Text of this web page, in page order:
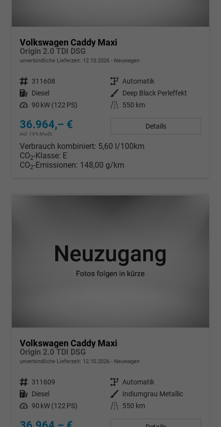
Volkswagen Caddy Maxi
Origin 2.0 TDI DSG
unverbindliche Lieferzeit: 12.10.2026 Neuwagen
Fahrzeugnr. 311608 Getriebe Automatik
Kraftstoff Diesel Außenfarbe
Deep Black Perleffekt
Leistung 90 kW (122 PS) Kilometerstand 550 km
36.964,– €
incl. 19% MwSt.
Details
Verbrauch kombiniert: 5,60 l/100km
CO2-Klasse: E
CO2-Emissionen: 148,00 g/km
Volkswagen Caddy Maxi
Origin 2.0 TDI DSG
unverbindliche Lieferzeit: 12.10.2026 Neuwagen
Fahrzeugnr. 311609 Getriebe Automatik
Kraftstoff Diesel Außenfarbe
Indiumgrau Metallic
Leistung 90 kW (122 PS) Kilometerstand 550 km